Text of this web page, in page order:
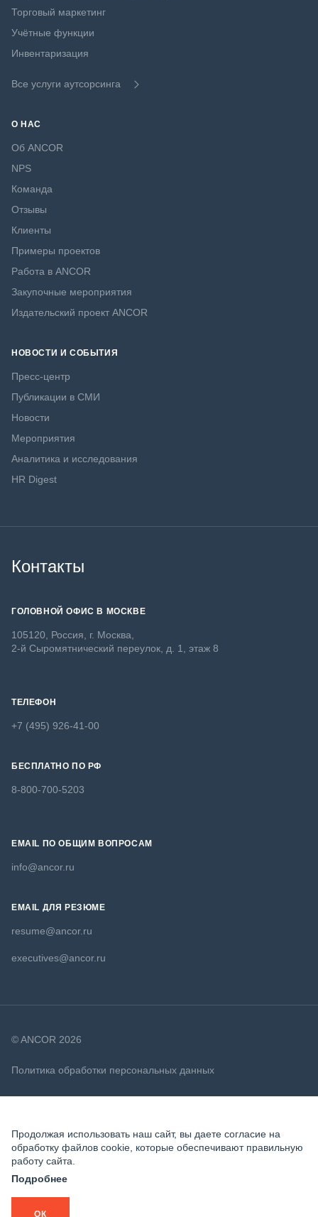
Торговый маркетинг
Учётные функции
Инвентаризация
Все услуги аутсорсинга
О НАС
Об ANCOR
NPS
Команда
Отзывы
Клиенты
Примеры проектов
Работа в ANCOR
Закупочные мероприятия
Издательский проект ANCOR
НОВОСТИ И СОБЫТИЯ
Пресс-центр
Публикации в СМИ
Новости
Мероприятия
Аналитика и исследования
HR Digest
Контакты
ГОЛОВНОЙ ОФИС В МОСКВЕ
105120, Россия, г. Москва,
2-й Сыромятнический переулок, д. 1, этаж 8
ТЕЛЕФОН
+7 (495) 926-41-00
БЕСПЛАТНО ПО РФ
8-800-700-5203
EMAIL ПО ОБЩИМ ВОПРОСАМ
info@ancor.ru
EMAIL ДЛЯ РЕЗЮМЕ
resume@ancor.ru
executives@ancor.ru
© ANCOR 2026
Политика обработки персональных данных
Продолжая использовать наш сайт, вы даете согласие на
обработку файлов cookie, которые обеспечивают правильную
работу сайта.
Подробнее
ОК